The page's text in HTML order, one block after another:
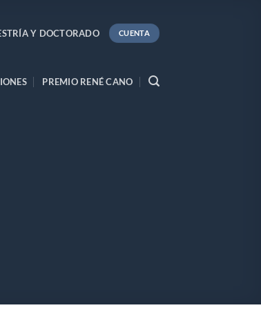
Y DOCTORADO CUENTA
PREMIO RENÉ CANO